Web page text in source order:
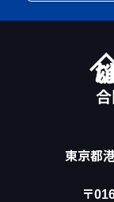
東京都
〒